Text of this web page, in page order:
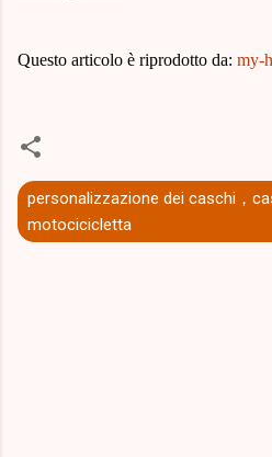
Questo articolo è riprodotto da: my-
personalizzazione dei caschi，
motocicicletta